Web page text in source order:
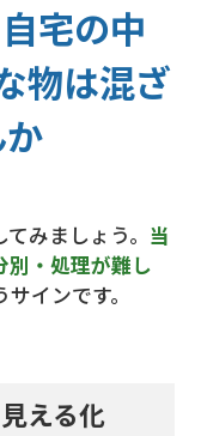
宅の中
物は混ざ
みましょう。 当
別・処理が難し
サインです。
える化